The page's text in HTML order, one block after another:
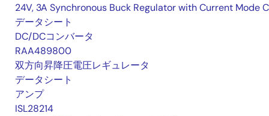
24V, 3A Synchronous Buck Regulator with Current Mode
データシート
DC/DCコンバータ
RAA489800
双方向昇降圧電圧レギュレータ
データシート
アンプ
ISL28214